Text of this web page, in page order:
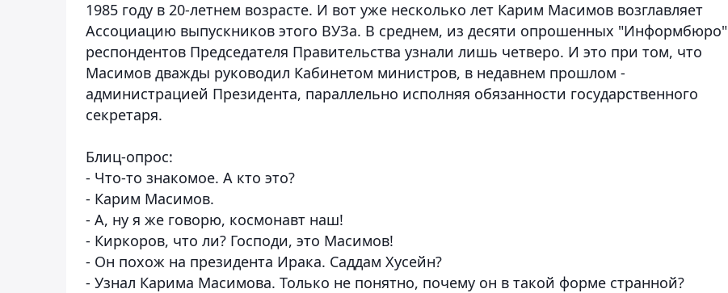
1985 году в 20-летнем возрасте. И вот уже несколько лет Карим Масимов возглавляет
Ассоциацию выпускников этого ВУЗа. В среднем, из десяти опрошенных "Информбюро"
респондентов Председателя Правительства узнали лишь четверо. И это при том, что
Масимов дважды руководил Кабинетом министров, в недавнем прошлом -
администрацией Президента, параллельно исполняя обязанности государственного
секретаря.
Блиц-опрос:
- Что-то знакомое. А кто это?
- Карим Масимов.
- А, ну я же говорю, космонавт наш!
- Киркоров, что ли? Господи, это Масимов!
- Он похож на президента Ирака. Саддам Хусейн?
- Узнал Карима Масимова. Только не понятно, почему он в такой форме странной?